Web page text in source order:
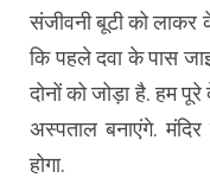
संजीवनी बूटी को लाकर
कि पहले दवा के पास
दोनों को जोड़ा है. हम
अस्पताल बनाएंगे.
होगा.